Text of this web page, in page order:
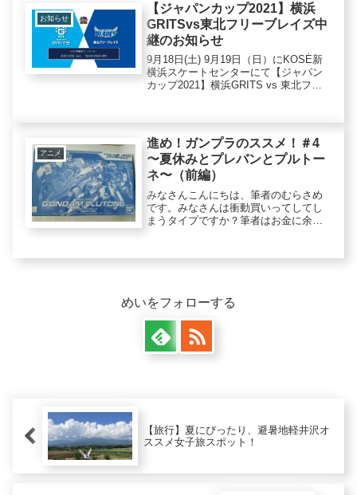
お知らせ
【ジャパンカップ2021】横浜
GRITSvs東北フリーブレイズ中
継のお知らせ
9月18日(土) 9月19日（日）にKOSÉ新
横浜スケートセンターにて【ジャパン
カップ2021】横浜GRITS vs 東北フリ
ンネルで配信されますので、是非ご覧
く...
アニメ
進め！ガンプラのススメ！＃4
〜夏休みとプレバンとプルトー
ネ〜（前編）
みなさんこんにちは、筆者のむらさめ
です。みなさんは衝動買いってしてし
まうタイプですか？筆者はお金に余裕
悔より買う後悔』と言うのが私の行動
めいをフォローする
【旅行】夏にぴったり、避暑地軽井沢オ
ススメ女子旅スポット！